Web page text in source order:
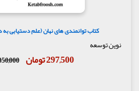
کتاب توانمندی های نهان (علم دستیابی
نوین توسعه
297,500 تومان 350,000